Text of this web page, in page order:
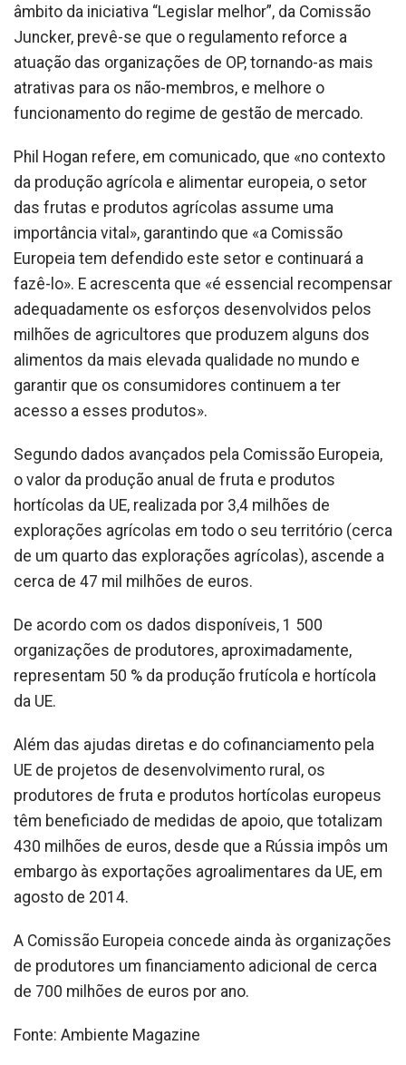
âmbito da iniciativa “Legislar melhor”, da Comissão
Juncker, prevê-se que o regulamento reforce a
atuação das organizações de OP, tornando-as mais
atrativas para os não-membros, e melhore o
funcionamento do regime de gestão de mercado.
Phil Hogan refere, em comunicado, que «no contexto
da produção agrícola e alimentar europeia, o setor
das frutas e produtos agrícolas assume uma
importância vital», garantindo que «a Comissão
Europeia tem defendido este setor e continuará a
fazê-lo». E acrescenta que «é essencial recompensar
adequadamente os esforços desenvolvidos pelos
milhões de agricultores que produzem alguns dos
alimentos da mais elevada qualidade no mundo e
garantir que os consumidores continuem a ter
acesso a esses produtos».
Segundo dados avançados pela Comissão Europeia,
o valor da produção anual de fruta e produtos
hortícolas da UE, realizada por 3,4 milhões de
explorações agrícolas em todo o seu território (cerca
de um quarto das explorações agrícolas), ascende a
cerca de 47 mil milhões de euros.
De acordo com os dados disponíveis, 1 500
organizações de produtores, aproximadamente,
representam 50 % da produção frutícola e hortícola
da UE.
Além das ajudas diretas e do cofinanciamento pela
UE de projetos de desenvolvimento rural, os
produtores de fruta e produtos hortícolas europeus
têm beneficiado de medidas de apoio, que totalizam
430 milhões de euros, desde que a Rússia impôs um
embargo às exportações agroalimentares da UE, em
agosto de 2014.
A Comissão Europeia concede ainda às organizações
de produtores um financiamento adicional de cerca
de 700 milhões de euros por ano.
Fonte: Ambiente Magazine